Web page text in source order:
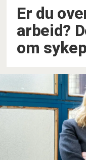
Er du
arbeid?
om